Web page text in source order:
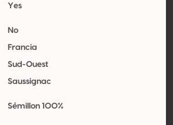
Yes
No
Francia
Sud-Ouest
Saussignac
Sémillon 100%